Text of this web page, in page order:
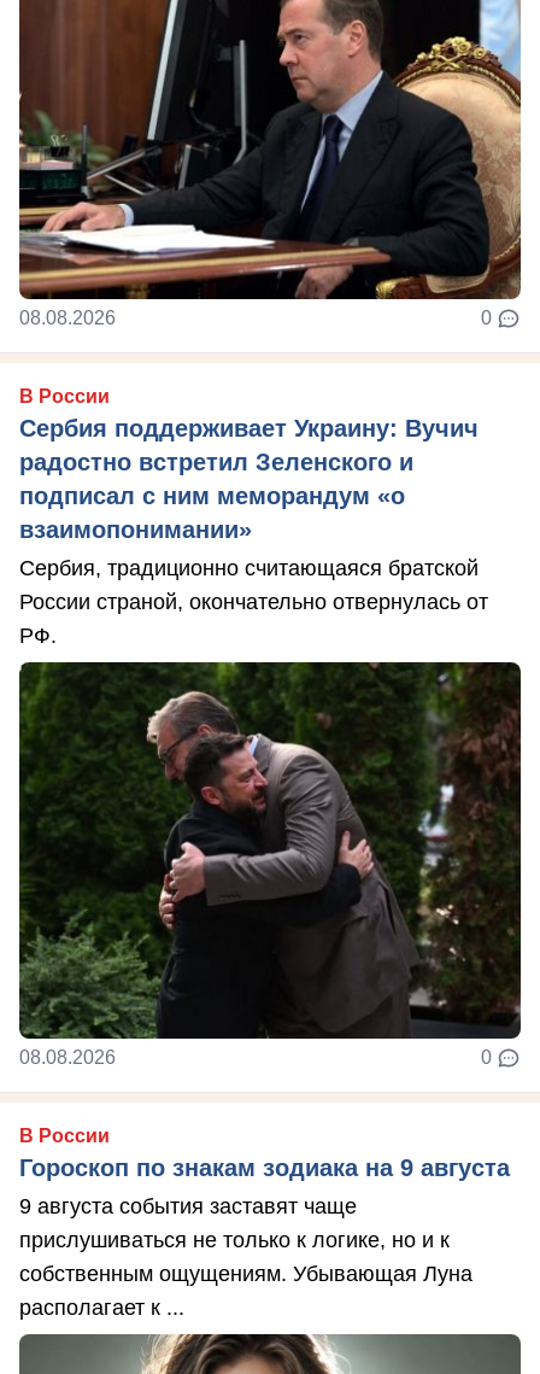
08.08.2026 0
В России
Сербия поддерживает Украину: Вучич
радостно встретил Зеленского и
подписал с ним меморандум «о
взаимопонимании»
Сербия, традиционно считающаяся братской
России страной, окончательно отвернулась от
РФ.
08.08.2026 0
В России
Гороскоп по знакам зодиака на 9 августа
9 августа события заставят чаще
прислушиваться не только к логике, но и к
собственным ощущениям. Убывающая Луна
располагает к ...